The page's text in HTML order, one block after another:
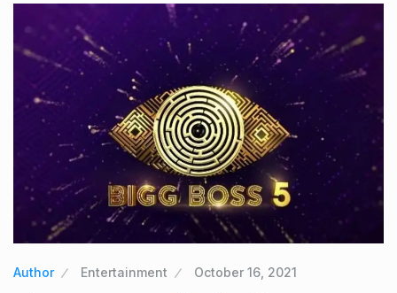
Author Entertainment October 16, 2021